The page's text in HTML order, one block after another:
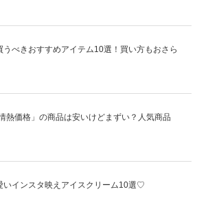
うべきおすすめアイテム10選！買い方もおさら
熱価格」の商品は安いけどまずい？人気商品
いインスタ映えアイスクリーム10選♡